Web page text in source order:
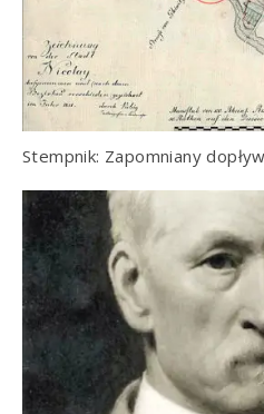
Stempnik: Zapomniany